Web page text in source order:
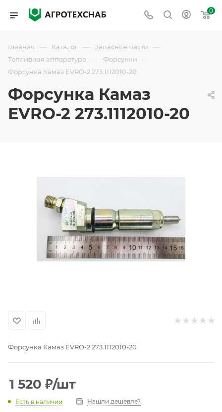
0
Главная — Каталог — Запасные части —
Топливная аппаратура — Форсунки —
Форсунка Камаз EVRO-2 273.1112010-20
Форсунка Камаз
EVRO-2 273.1112010-20
Форсунка Камаз EVRO-2 273.1112010-20
1 520 ₽/шт
Есть в наличии Нашли дешевле?